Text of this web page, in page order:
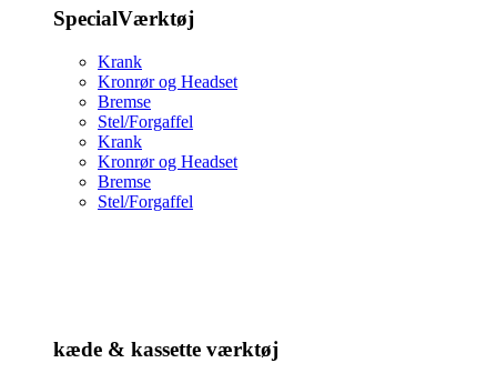
SpecialVærktøj
Krank
Kronrør og Headset
Bremse
Stel/Forgaffel
Krank
Kronrør og Headset
Bremse
Stel/Forgaffel
kæde & kassette værktøj